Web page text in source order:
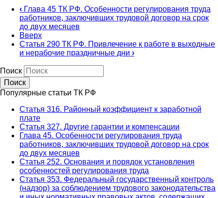
‹ Глава 45 ТК РФ. Особенности регулирования труда
работников, заключивших трудовой договор на срок
до двух месяцев
Вверх
Статья 290 ТК РФ. Привлечение к работе в выходные
и нерабочие праздничные дни ›
Поиск
Популярные статьи ТК РФ
Статья 316. Районный коэффициент к заработной
плате
Статья 327. Другие гарантии и компенсации
Глава 45. Особенности регулирования труда
работников, заключивших трудовой договор на срок
до двух месяцев
Статья 252. Основания и порядок установления
особенностей регулирования труда
Статья 353. Федеральный государственный контроль
(надзор) за соблюдением трудового законодательства